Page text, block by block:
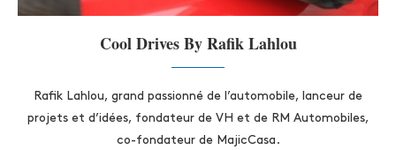
Cool Drives By Rafik Lahlou
Rafik Lahlou, grand passionné de l’automobile, lanceur de
projets et d’idées, fondateur de VH et de RM Automobiles,
co-fondateur de MajicCasa.